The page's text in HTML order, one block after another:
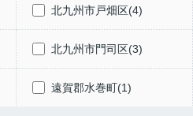
北九州市戸畑区(4)
北九州市門司区(3)
遠賀郡水巻町(1)